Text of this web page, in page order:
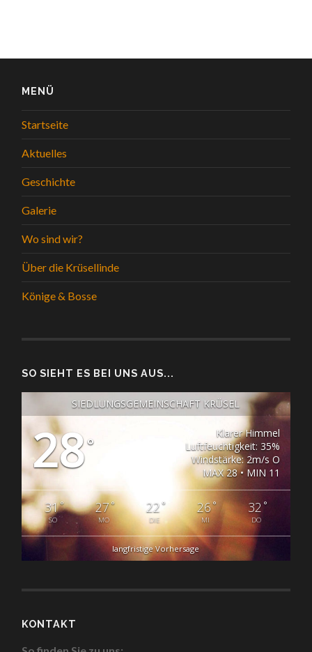
MENÜ
Startseite
Aktuelles
Geschichte
Galerie
Wo sind wir?
Über die Krüsellinde
Könige & Bosse
SO SIEHT ES BEI UNS AUS...
SIEDLUNGSGEMEINSCHAFT KRÜSEL
28°
Klarer Himmel
Luftfeuchtigkeit: 35%
Windstärke: 2m/s O
MAX 28 • MIN 11
31°
SO
27°
MO
22 °
DIE
26°
MI
32 °
DO
langfristige Vorhersage
KONTAKT